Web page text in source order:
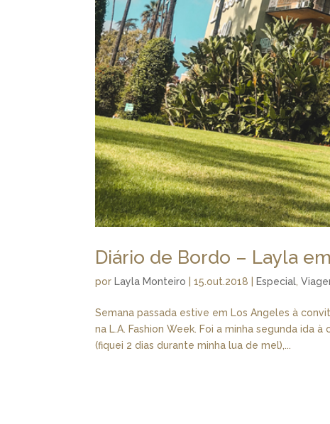
Diário de Bordo – Layla
porLayla Monteiro |15.out.2018 |Especial,
Semana passada estive em Los Angeles à
na L.A. Fashion Week. Foi a minha segunda
(fiquei 2 dias durante minha lua de mel),...